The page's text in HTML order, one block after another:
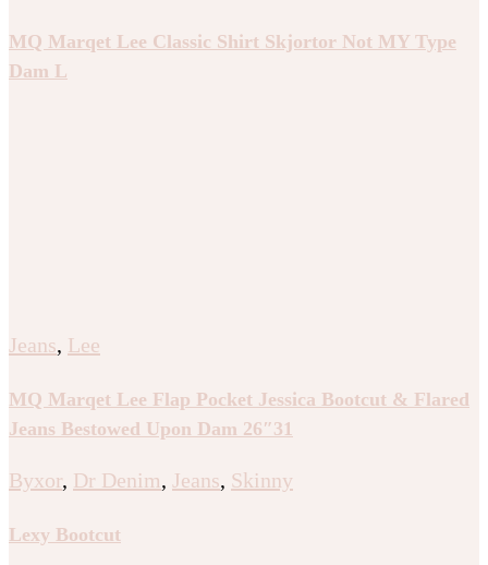
MQ Marqet Lee Classic Shirt Skjortor Not MY Type
Dam L
Jeans, Lee
MQ Marqet Lee Flap Pocket Jessica Bootcut & Flared
Jeans Bestowed Upon Dam 26″31
Byxor, Dr Denim, Jeans, Skinny
Lexy Bootcut